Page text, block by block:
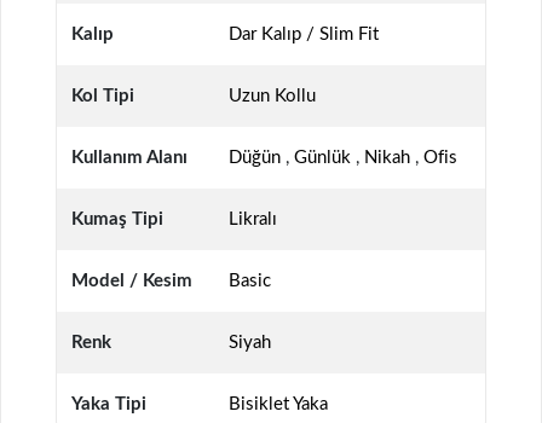
Kalıp Dar Kalıp / Slim Fit
Kol Tipi Uzun Kollu
Kullanım Alanı Düğün , Günlük , Nikah , Ofis
Kumaş Tipi Likralı
Model / Kesim Basic
Renk Siyah
Yaka Tipi Bisiklet Yaka